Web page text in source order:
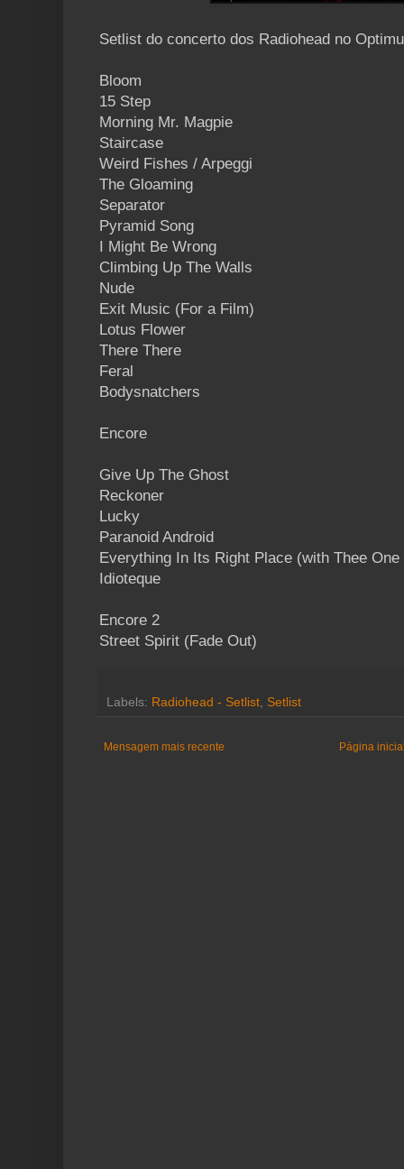
Setlist do concerto dos Radiohead no
Bloom
15 Step
Morning Mr. Magpie
Staircase
Weird Fishes / Arpeggi
The Gloaming
Separator
Pyramid Song
I Might Be Wrong
Climbing Up The Walls
Nude
Exit Music (For a Film)
Lotus Flower
There There
Feral
Bodysnatchers
Encore
Give Up The Ghost
Reckoner
Lucky
Paranoid Android
Everything In Its Right Place (with Thee
Idioteque
Encore 2
Street Spirit (Fade Out)
Labels: Radiohead - Setlist, Setlist
Mensagem mais recente Página